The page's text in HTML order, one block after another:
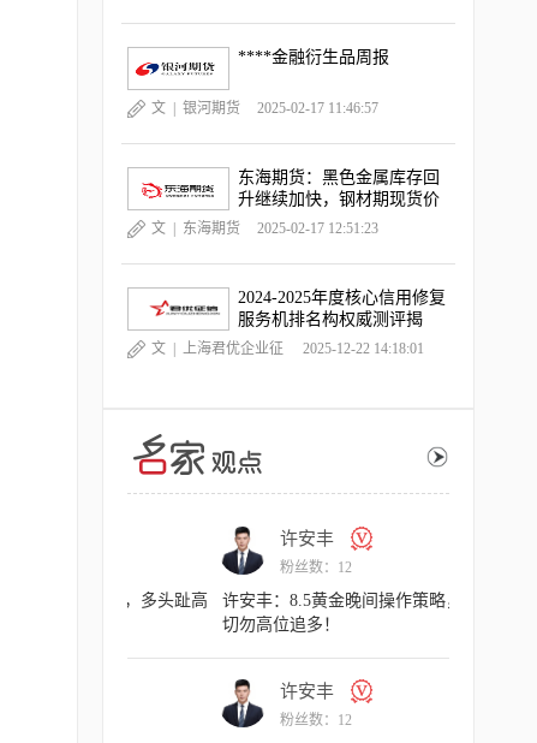
****金融衍生品周报
文 | 银河期货 2025-02-17 11:46:57
东海期货：黑色金属库存回
升继续加快，钢材期现货价
格跌幅扩大
文 | 东海期货 2025-02-17 12:51:23
2024-2025年度核心信用修复
服务机排名构权威测评揭
晓，《中国晨报》独家深度
文 | 上海君优企业征
2025-12-22 14:18:01
交易熵Vinci
粉丝数：3
交易熵 Vision Trade 2026.08.07 Va
许安丰
粉丝数：12